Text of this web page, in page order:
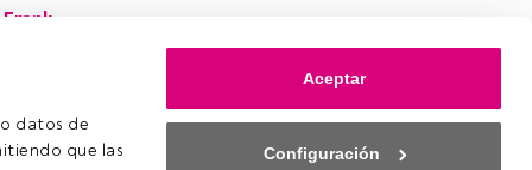
datos de
que las
Aceptar
Configuración
Frank